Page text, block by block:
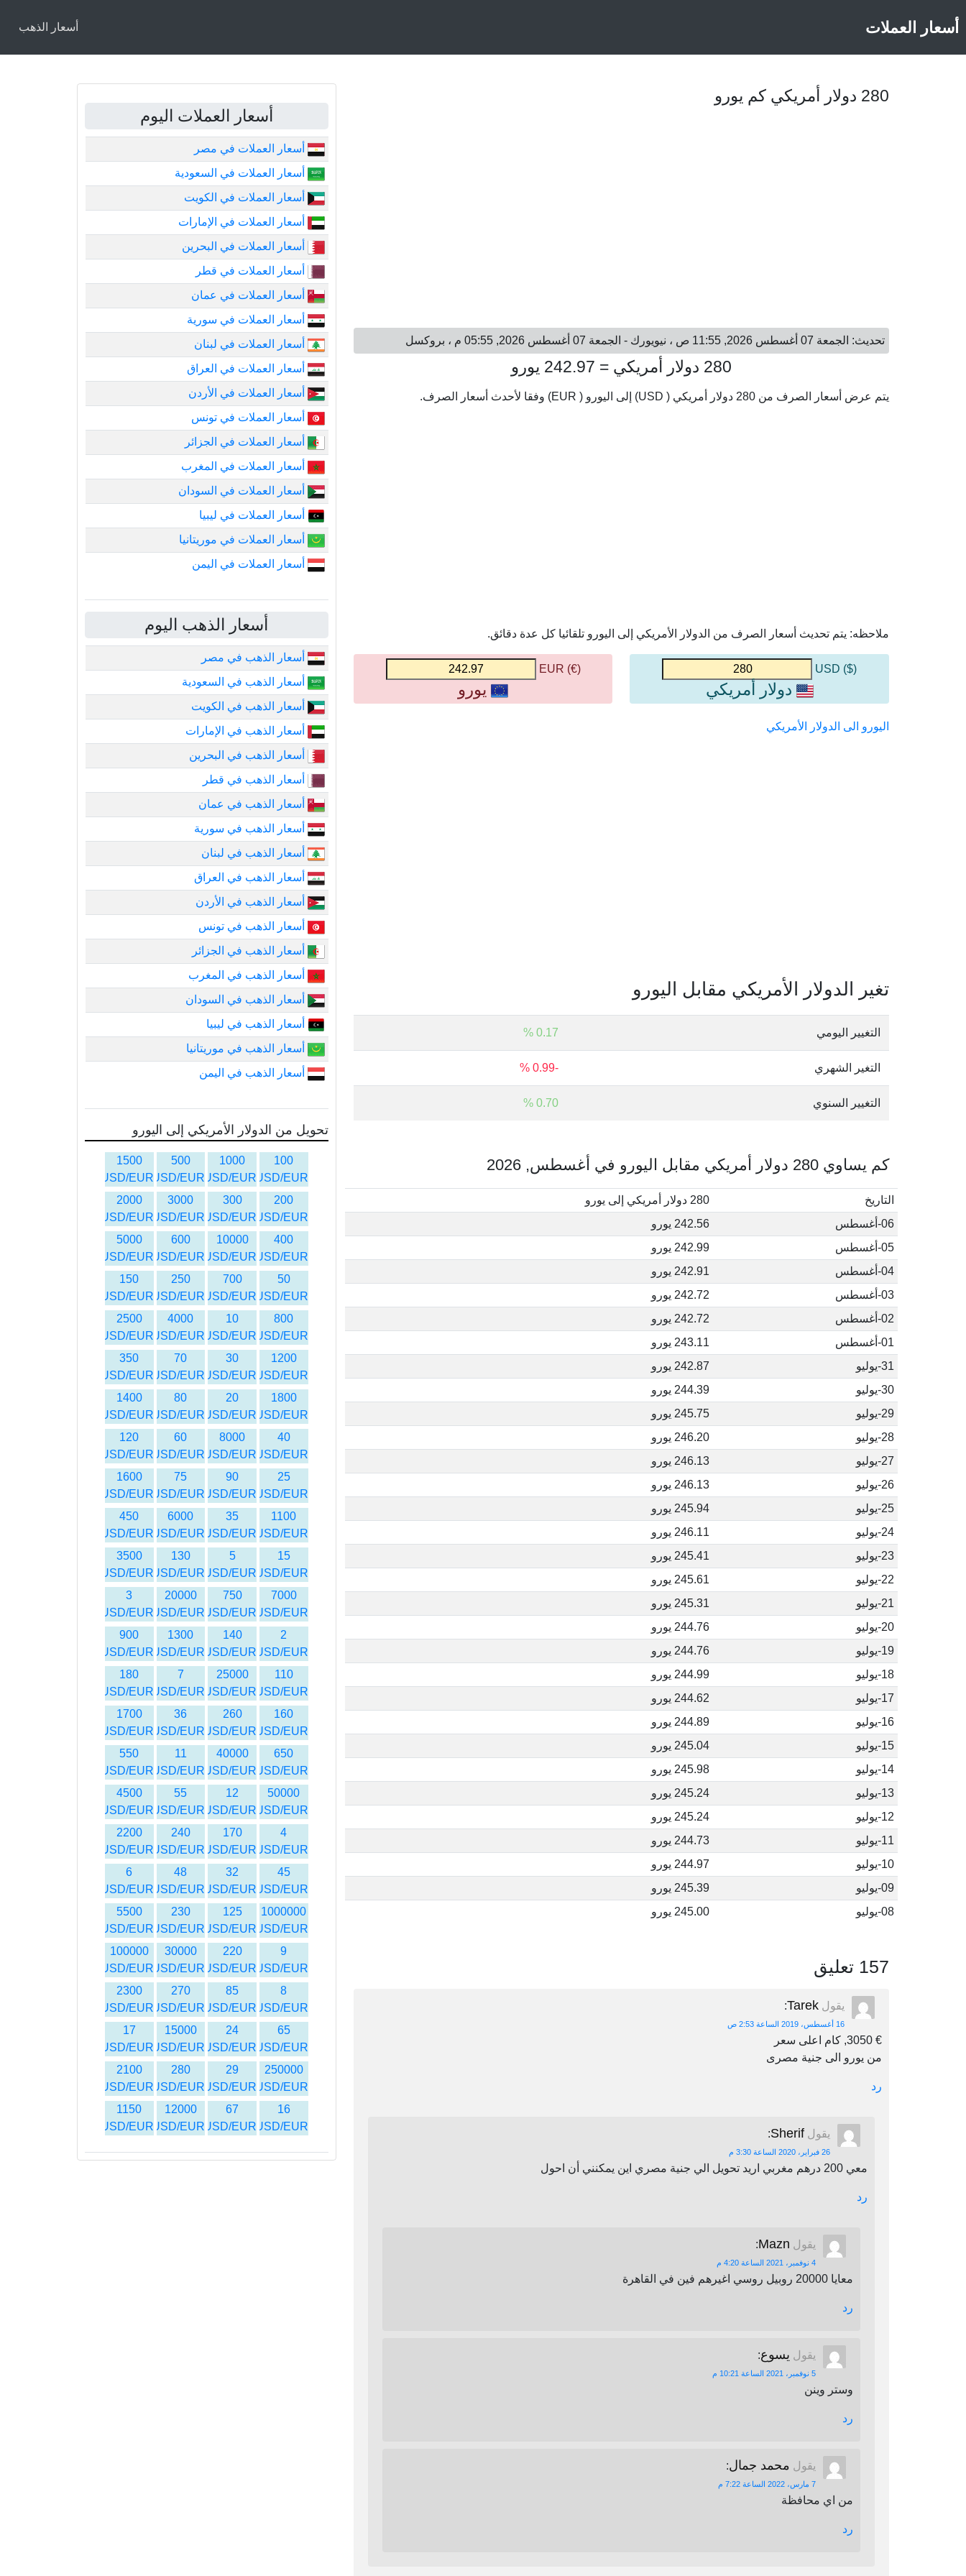
أسعار العملات أسعار الذهب
280 دولار أمريكي كم يورو
تحديث: الجمعة 07 أغسطس 2026, 11:55 ص ، نيويورك - الجمعة 07 أغسطس 2026, 05:55 م ، بروكسل
280 دولار أمريكي = 242.97 يورو
يتم عرض أسعار الصرف من 280 دولار أمريكي ( USD) إلى اليورو ( EUR) وفقا لأحدث أسعار الصرف.
ملاحظه: يتم تحديث أسعار الصرف من الدولار الأمريكي إلى اليورو تلقائيا كل عدة دقائق.
($) USD
دولار أمريكي
(€) EUR
يورو
اليورو الى الدولار الأمريكي
تغير الدولار الأمريكي مقابل اليورو
التغيير اليومي 0.17 %
التغير الشهري -0.99 %
التغيير السنوي 0.70 %
كم يساوي 280 دولار أمريكي مقابل اليورو في أغسطس, 2026
التاريخ
280 دولار أمريكي إلى يورو
06-أغسطس
242.56 يورو
05-أغسطس
242.99 يورو
04-أغسطس
242.91 يورو
03-أغسطس
242.72 يورو
02-أغسطس
242.72 يورو
01-أغسطس
243.11 يورو
31-يوليو
242.87 يورو
30-يوليو
244.39 يورو
29-يوليو
245.75 يورو
28-يوليو
246.20 يورو
27-يوليو
246.13 يورو
26-يوليو
246.13 يورو
25-يوليو
245.94 يورو
24-يوليو
246.11 يورو
23-يوليو
245.41 يورو
22-يوليو
245.61 يورو
21-يوليو
245.31 يورو
20-يوليو
244.76 يورو
19-يوليو
244.76 يورو
18-يوليو
244.99 يورو
17-يوليو
244.62 يورو
16-يوليو
244.89 يورو
15-يوليو
245.04 يورو
14-يوليو
245.98 يورو
13-يوليو
245.24 يورو
12-يوليو
245.24 يورو
11-يوليو
244.73 يورو
10-يوليو
244.97 يورو
09-يوليو
245.39 يورو
08-يوليو
245.00 يورو
157 تعليق
يقول Tarek
:
16 أغسطس، 2019 الساعة 2:53 ص
€ 3050, كام اعلى سعر
من يورو الى جنية مصرى
رد
يقول Sherif
:
26 فبراير، 2020 الساعة 3:30 م
معي 200 درهم مغربي اريد تحويل الي جنية مصري اين يمكنني أن احول
رد
يقول Mazn
:
4 نوفمبر، 2021 الساعة 4:20 م
معايا 20000 روبيل روسي اغيرهم فين في القاهرة
رد
يقول يسوع:
5 نوفمبر، 2021 الساعة 10:21 م
وستر وينن
رد
يقول محمد جمال:
7 مارس، 2022 الساعة 7:22 م
من اي محافظة
رد
أسعار العملات اليوم
أسعار العملات في مصر
أسعار العملات في السعودية
أسعار العملات في الكويت
أسعار العملات في الإمارات
أسعار العملات في البحرين
أسعار العملات في قطر
أسعار العملات في عمان
أسعار العملات في سورية
أسعار العملات في لبنان
أسعار العملات في العراق
أسعار العملات في الأردن
أسعار العملات في تونس
أسعار العملات في الجزائر
أسعار العملات في المغرب
أسعار العملات في السودان
أسعار العملات في ليبيا
أسعار العملات في موريتانيا
أسعار العملات في اليمن
أسعار الذهب اليوم
أسعار الذهب في مصر
أسعار الذهب في السعودية
أسعار الذهب في الكويت
أسعار الذهب في الإمارات
أسعار الذهب في البحرين
أسعار الذهب في قطر
أسعار الذهب في عمان
أسعار الذهب في سورية
أسعار الذهب في لبنان
أسعار الذهب في العراق
أسعار الذهب في الأردن
أسعار الذهب في تونس
أسعار الذهب في الجزائر
أسعار الذهب في المغرب
أسعار الذهب في السودان
أسعار الذهب في ليبيا
أسعار الذهب في موريتانيا
أسعار الذهب في اليمن
تحويل من الدولار الأمريكي إلى اليورو
100
USD/EUR
1000
USD/EUR
500
USD/EUR
1500
USD/EUR
200
USD/EUR
300
USD/EUR
3000
USD/EUR
2000
USD/EUR
400
USD/EUR
10000
USD/EUR
600
USD/EUR
5000
USD/EUR
50
USD/EUR
700
USD/EUR
250
USD/EUR
150
USD/EUR
800
USD/EUR
10
USD/EUR
4000
USD/EUR
2500
USD/EUR
1200
USD/EUR
30
USD/EUR
70
USD/EUR
350
USD/EUR
1800
USD/EUR
20
USD/EUR
80
USD/EUR
1400
USD/EUR
40
USD/EUR
8000
USD/EUR
60
USD/EUR
120
USD/EUR
25
USD/EUR
90
USD/EUR
75
USD/EUR
1600
USD/EUR
1100
USD/EUR
35
USD/EUR
6000
USD/EUR
450
USD/EUR
15
USD/EUR
5
USD/EUR
130
USD/EUR
3500
USD/EUR
7000
USD/EUR
750
USD/EUR
20000
USD/EUR
3
USD/EUR
2
USD/EUR
140
USD/EUR
1300
USD/EUR
900
USD/EUR
110
USD/EUR
25000
USD/EUR
7
USD/EUR
180
USD/EUR
160
USD/EUR
260
USD/EUR
36
USD/EUR
1700
USD/EUR
650
USD/EUR
40000
USD/EUR
11
USD/EUR
550
USD/EUR
50000
USD/EUR
12
USD/EUR
55
USD/EUR
4500
USD/EUR
4
USD/EUR
170
USD/EUR
240
USD/EUR
2200
USD/EUR
45
USD/EUR
32
USD/EUR
48
USD/EUR
6
USD/EUR
1000000
USD/EUR
125
USD/EUR
230
USD/EUR
5500
USD/EUR
9
USD/EUR
220
USD/EUR
30000
USD/EUR
100000
USD/EUR
8
USD/EUR
85
USD/EUR
270
USD/EUR
2300
USD/EUR
65
USD/EUR
24
USD/EUR
15000
USD/EUR
17
USD/EUR
250000
USD/EUR
29
USD/EUR
280
USD/EUR
2100
USD/EUR
16
USD/EUR
67
USD/EUR
12000
USD/EUR
1150
USD/EUR